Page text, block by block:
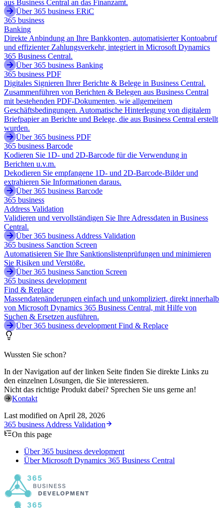
aus Business Central an das Finanzamt.
Über 365 business ERiC
365 business
Banking
Direkte Anbindung an Ihre Bankkonten, automatisierter Kontoabruf
und effizienter Zahlungsverkehr, integriert in Microsoft Dynamics
365 Business Central.
Über 365 business Banking
365 business PDF
Digitales Signieren Ihrer Berichte & Belege in Business Central.
Zusammenführen von Berichten & Belegen aus Business Central
mit bestehenden PDF-Dokumenten, wie allgemeinem
Geschäftsbedingungen. Automatische Hinterlegung von digitalem
Briefpapier an Berichte und Belege, die aus Business Central erstellt
wurden.
Über 365 business PDF
365 business Barcode
Kodieren Sie 1D- und 2D-Barcode für die Verwendung in
Berichten u.v.m.
Dekodieren Sie empfangene 1D- und 2D-Barcode-Bilder und
extrahieren Sie Informationen daraus.
Über 365 business Barcode
365 business
Address Validation
Validieren und vervollständigen Sie Ihre Adressdaten in Business
Central.
Über 365 business Address Validation
365 business Sanction Screen
Automatisieren Sie Ihre Sanktionslistenprüfungen und minimieren
Sie Risiken und Verstöße.
Über 365 business Sanction Screen
365 business development
Find & Replace
Massendatenänderungen einfach und unkompliziert, direkt innerhalb
von Microsoft Dynamics 365 Business Central, mit Hilfe von
Suchen & Ersetzen ausführen.
Über 365 business development Find & Replace
Wussten Sie schon?
In der Navigation auf der linken Seite finden Sie direkte Links zu
den einzelnen Lösungen, die Sie interessieren.
Nicht das richtige Produkt dabei? Sprechen Sie uns gerne an!
Kontakt
Last modified on April 28, 2026
365 business Address Validation
On this page
Über 365 business development
Über Microsoft Dynamics 365 Business Central